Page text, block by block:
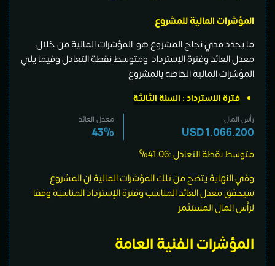
المؤشرات المالية للمشروع
ما يحدد مدي نجاح المشروع هو المؤشرات المالية من خلال
معدل العائد وفترة الإسترداد ومتوسط نقطة التعادل وفيما يلي
المؤشرات المالية الخاصه بالمشروع
فترة الاسترداد: السنة الثالثة
رأس المال
USD 1.066.200
معدل العائد
43%
متوسط نقطة التعادل :41.06%
وفي النهاية يتضح من تلك المؤشرات المالية ان المشروع
سيحقق معدل العائد المناسب وفترة الإسترداد المناسبة وفقا
لرأس المال المستثمر
المؤشرات الفنية العامة